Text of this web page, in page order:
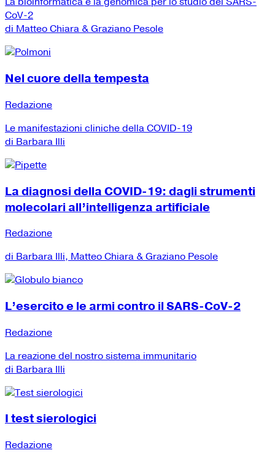
CoV-2
di Matteo Chiara & Graziano Pesole
Nel cuore della tempesta
Redazione
Le manifestazioni cliniche della COVID-19
di Barbara Illi
La diagnosi della COVID-19: dagli strumenti
molecolari all’intelligenza artificiale
Redazione
di Barbara Illi, Matteo Chiara & Graziano Pesole
L’esercito e le armi contro il SARS-CoV-2
Redazione
La reazione del nostro sistema immunitario
di Barbara Illi
I test sierologici
Redazione